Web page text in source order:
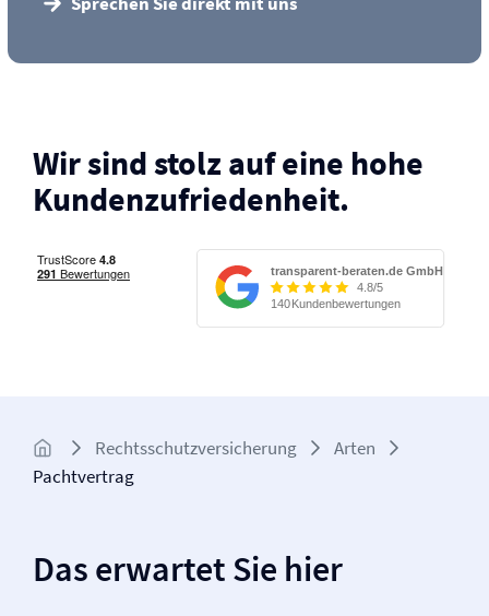
Wir sind stolz auf eine hohe
Kunden­zufriedenheit.
Rechtsschutz­­versicherung
Arten
Pachtvertrag
Das erwartet Sie hier